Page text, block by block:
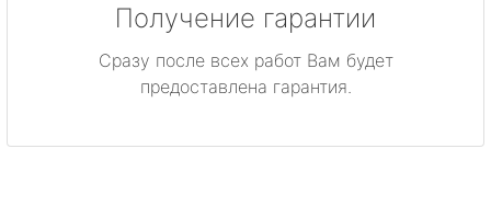
Получение гарантии
Сразу после всех работ Вам будет
предоставлена гарантия.